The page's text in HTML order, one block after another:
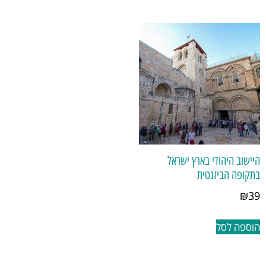
היישוב היהודי בארץ ישראל
בתקופה הביזנטית
₪39
הוספה לסל